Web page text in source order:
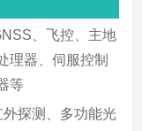
、飞控、主地
理器、伺服控制
等
探测、多功能光